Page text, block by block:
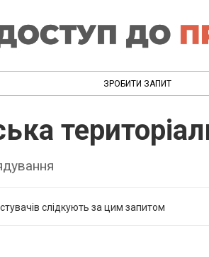
ЗРОБИТИ ЗАПИТ
слідкують за цим запитом